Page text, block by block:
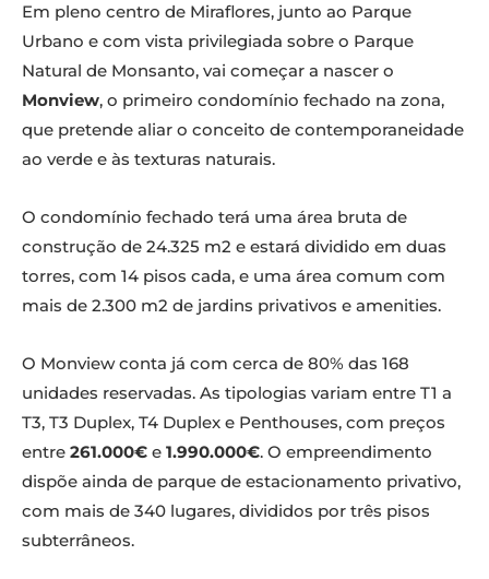
Em pleno centro de Miraflores, junto ao Parque
Urbano e com vista privilegiada sobre o Parque
Natural de Monsanto, vai começar a nascer o
Monview, o primeiro condomínio fechado na zona,
que pretende aliar o conceito de contemporaneidade
ao verde e às texturas naturais.
O condomínio fechado terá uma área bruta de
construção de 24.325 m2 e estará dividido em duas
torres, com 14 pisos cada, e uma área comum com
mais de 2.300 m2 de jardins privativos e amenities.
O Monview conta já com cerca de 80% das 168
unidades reservadas. As tipologias variam entre T1 a
T3, T3 Duplex, T4 Duplex e Penthouses, com preços
entre 261.000€ e 1.990.000€. O empreendimento
dispõe ainda de parque de estacionamento privativo,
com mais de 340 lugares, divididos por três pisos
subterrâneos.